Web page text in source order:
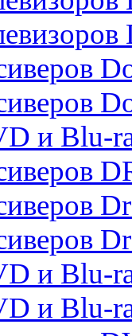
и Blu-
и Blu-
и Blu-